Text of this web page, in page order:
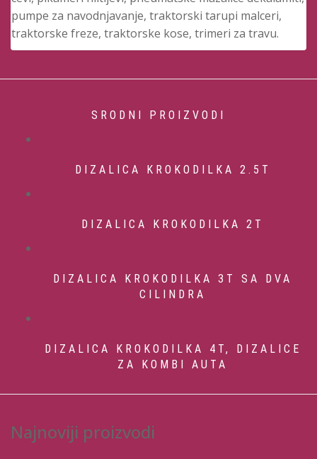
pumpe za navodnjavanje, traktorski tarupi malceri,
traktorske freze, traktorske kose, trimeri za travu.
SRODNI PROIZVODI
DIZALICA KROKODILKA 2.5T
DIZALICA KROKODILKA 2T
DIZALICA KROKODILKA 3T SA DVA
CILINDRA
DIZALICA KROKODILKA 4T, DIZALICE
ZA KOMBI AUTA
Najnoviji proizvodi